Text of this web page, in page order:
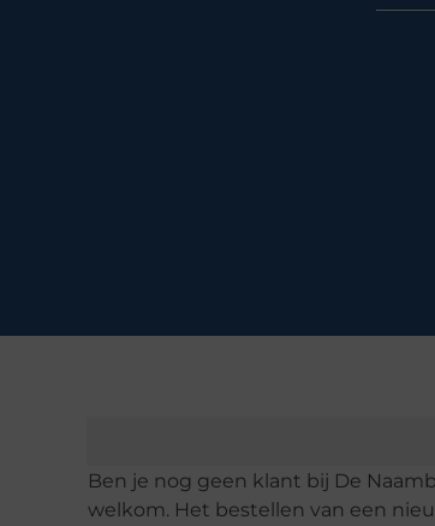
Ben je nog geen klant bij De
welkom. Het bestellen van een